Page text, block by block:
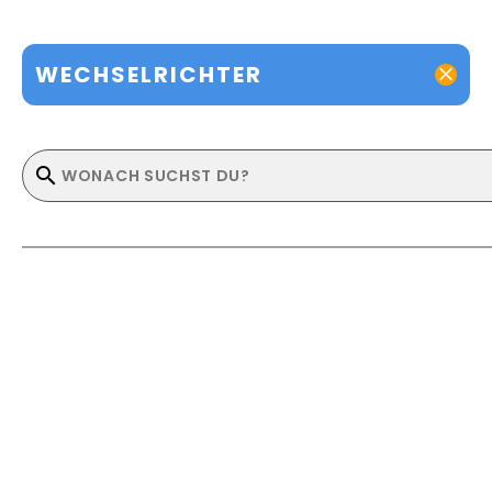
WECHSELRICHTER